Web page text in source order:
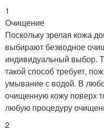
1
Очищение
Поскольку зрелая кожа
выбирают безводное
индивидуальный выбор.
такой способ требует,
умывание с водой. В
очищенную кожу поверх
любую процедуру
2